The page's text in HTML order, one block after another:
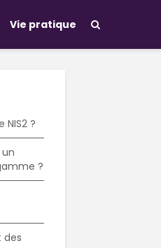
Vie pratique
?
?
des